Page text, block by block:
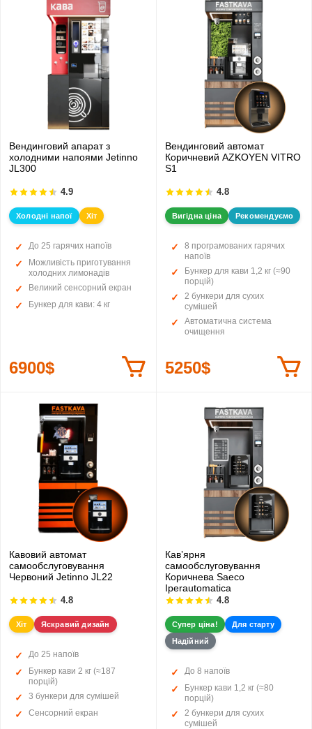
Вендинговий апарат з
холодними напоями Jetinno
JL300
4.9
Холодні напої Хіт
До 25 гарячих напоїв
Можливість приготування
холодних лимонадів
Великий сенсорний екран
Бункер для кави: 4 кг
6900$
Вендинговий автомат
Коричневий AZKOYEN VITRO
S1
4.8
Вигідна ціна Рекомендуємо
8 програмованих гарячих
напоїв
Бункер для кави 1,2 кг (≈90
порцій)
2 бункери для сухих
сумішей
Автоматична система
очищення
5250$
Кавовий автомат
самообслуговування
Червоний Jetinno JL22
4.8
Хіт Яскравий дизайн
До 25 напоїв
Бункер кави 2 кг (≈187
порцій)
3 бункери для сумішей
Сенсорний екран
Кавʼярня
самообслуговування
Коричнева Saeco
Iperautomatica
4.8
Супер ціна!
Для старту
Надійний
До 8 напоїв
Бункер кави 1,2 кг (≈80
порцій)
2 бункери для сухих
сумішей